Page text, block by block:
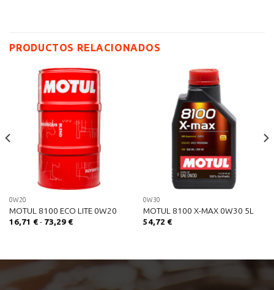
PRODUCTOS RELACIONADOS
0W20
MOTUL 8100 ECO LITE 0W20
16,71 € - 73,29 €Rango
hasta
73,29 €
0W30
MOTUL 8100 X-MAX 0W30 5L
54,72 €